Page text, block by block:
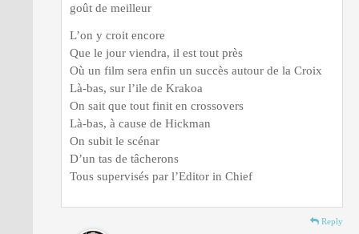
goût de meilleur
L’on y croit encore
Que le jour viendra, il est tout près
Où un film sera enfin un succès autour de la Croix
Là-bas, sur l’ile de Krakoa
On sait que tout finit en crossovers
Là-bas, à cause de Hickman
On subit le scénar
D’un tas de tâcherons
Tous supervisés par l’Editor in Chief
Reply